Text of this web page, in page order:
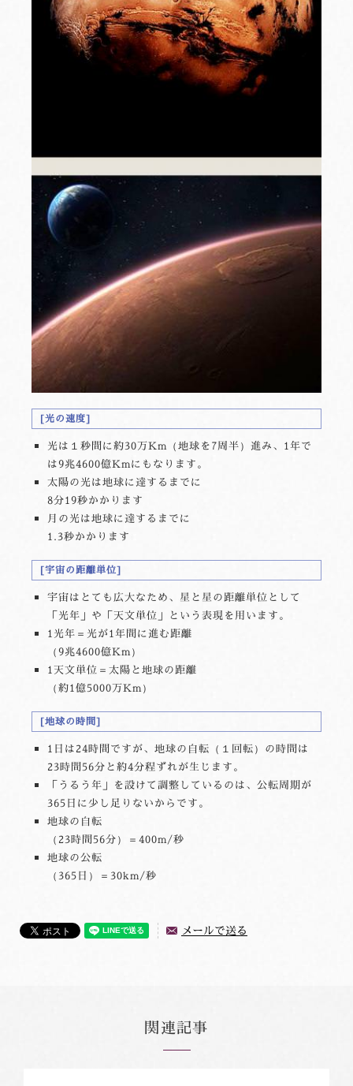
光の速度
光は１秒間に約30万Km（地球を7周半）進み、1年で
は9兆4600億Kmにもなります。
太陽の光は地球に達するまでに
8分19秒かかります
月の光は地球に達するまでに
1.3秒かかります
宇宙の距離単位
宇宙はとても広大なため、星と星の距離単位として
「光年」や「天文単位」という表現を用います。
1光年＝光が1年間に進む距離
（9兆4600億Km）
1天文単位＝太陽と地球の距離
（約1億5000万Km）
地球の時間
1日は24時間ですが、地球の自転（１回転）の時間は
23時間56分と約4分程ずれが生じます。
「うるう年」を設けて調整しているのは、公転周期が
365日に少し足りないからです。
地球の自転
（23時間56分）＝400m/秒
地球の公転
（365日）＝30km/秒
メールで送る
関連記事